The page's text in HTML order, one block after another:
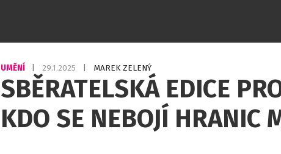
UMĚNÍ 29.1.2025 MAREK ZELENÝ
SBĚRATELSKÁ EDICE
KDO SE NEBOJÍ HRANIC